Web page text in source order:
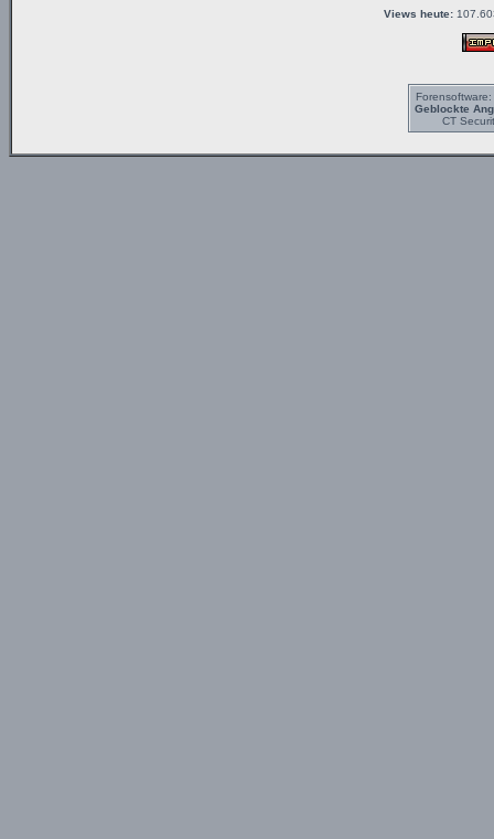
Views heute:
Forensoftware:
Geblockte
CT